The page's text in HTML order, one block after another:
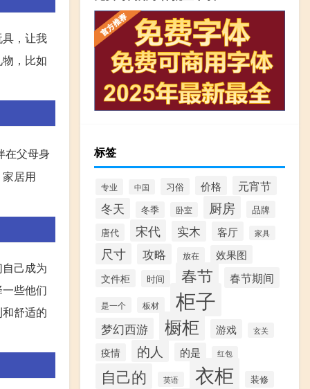
，让我
，比如
在父母身
居用
己成为
些他们
舒适的
标签
专业 中国 习俗 价格 元宵节
冬天 冬季 卧室 厨房
品牌
唐代
宋代 实木 客厅 家具
尺寸 攻略 放在 效果图
文件柜 时间 春节 春节期间
是一个 板材 柜子
梦幻西游 橱柜 游戏 玄关
疫情 的人 的是 红包
自己的 英语 衣柜 装修